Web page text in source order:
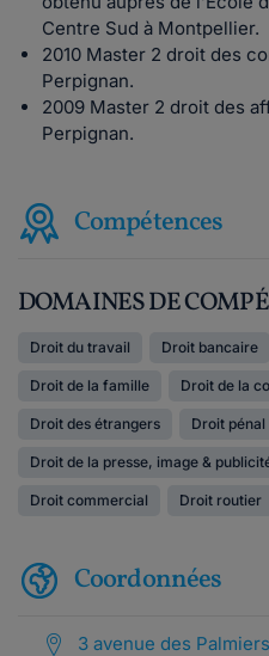
Centre Sud à Montpellier.
2010 Master 2 droit des
Perpignan.
2009 Master 2 droit des
Perpignan.
Compétences
DOMAINES DE
Droit du travail Droit bancaire
Droit de la famille Droit de la
Droit des étrangers Droit pénal
Droit de la presse, image &
Droit commercial Droit routier
Coordonnées
3 avenue des